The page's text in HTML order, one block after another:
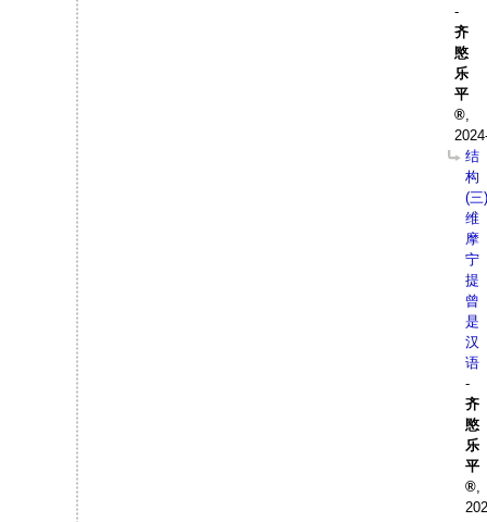
-
齐
愍
乐
平
结
构
(三)
维
摩
宁
提
曾
是
汉
语
-
齐
愍
乐
平